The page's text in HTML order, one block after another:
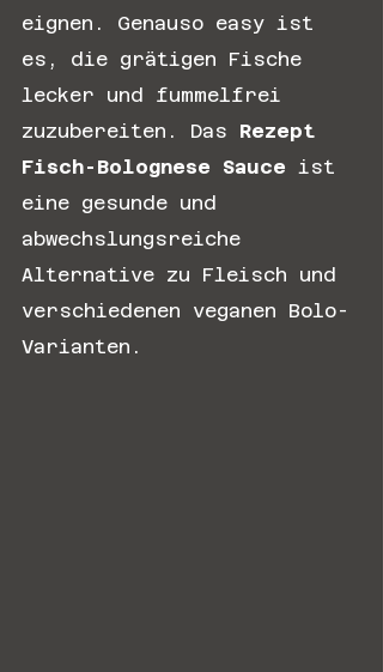
eignen. Genauso easy ist
es, die grätigen Fische
lecker und fummelfrei
zuzubereiten. Das Rezept
Fisch-Bolognese Sauce ist
eine gesunde und
abwechslungsreiche
Alternative zu Fleisch und
verschiedenen veganen Bolo-
Varianten.